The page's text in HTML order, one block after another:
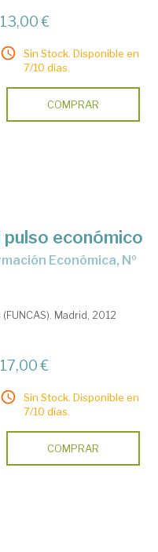
13,00 €
Sin Stock. Disponible en
7/10 días.
COMPRAR
pulso económico
Madrid, 2012
17,00 €
Sin Stock. Disponible en
7/10 días.
COMPRAR